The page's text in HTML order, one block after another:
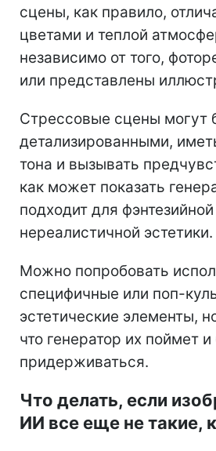
сцены, как правило,
цветами и теплой
независимо от того,
или представлены
Стрессовые сцены могут
детализированными,
тона и вызывать
как может показать
подходит для
нереалистичной эстетики.
Можно попробовать
специфичные или поп-
эстетические элементы,
что генератор их поймет и
придерживаться.
Что делать, если
ИИ все еще не такие,